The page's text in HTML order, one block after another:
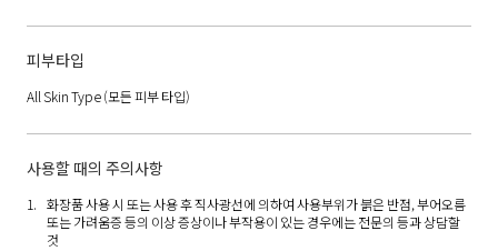
피부타입
All Skin Type(모든 피부 타입)
사용할 때의 주의사항
화장품 사용 시 또는 사용 후 직사광선에 의하여 사용부위가 붉은 반점, 부어오름
또는 가려움증 등의 이상 증상이나 부작용이 있는 경우에는 전문의 등과 상담할
것